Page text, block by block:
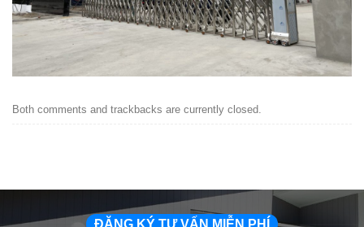
Both comments and trackbacks are currently closed.